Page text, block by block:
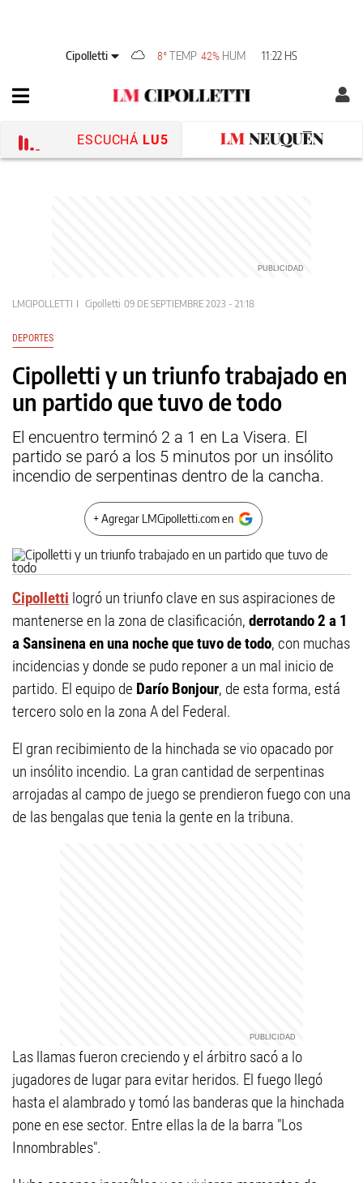
Cipolletti 8° TEMP 42% HUM 11:22 HS
ESCUCHÁ LU5
LMCIPOLLETTI Cipolletti 09 DE SEPTIEMBRE 2023 - 21:18
DEPORTES
Cipolletti y un triunfo trabajado en
un partido que tuvo de todo
El encuentro terminó 2 a 1 en La Visera. El
partido se paró a los 5 minutos por un insólito
incendio de serpentinas dentro de la cancha.
+ Agregar LMCipolletti.com en
Cipolletti logró un triunfo clave en sus aspiraciones de
mantenerse en la zona de clasificación, derrotando 2 a 1
a Sansinena en una noche que tuvo de todo, con muchas
incidencias y donde se pudo reponer a un mal inicio de
partido. El equipo de Darío Bonjour, de esta forma, está
tercero solo en la zona A del Federal.
El gran recibimiento de la hinchada se vio opacado por
un insólito incendio. La gran cantidad de serpentinas
arrojadas al campo de juego se prendieron fuego con una
de las bengalas que tenia la gente en la tribuna.
Las llamas fueron creciendo y el árbitro sacó a lo
jugadores de lugar para evitar heridos. El fuego llegó
hasta el alambrado y tomó las banderas que la hinchada
pone en ese sector. Entre ellas la de la barra "Los
Innombrables".